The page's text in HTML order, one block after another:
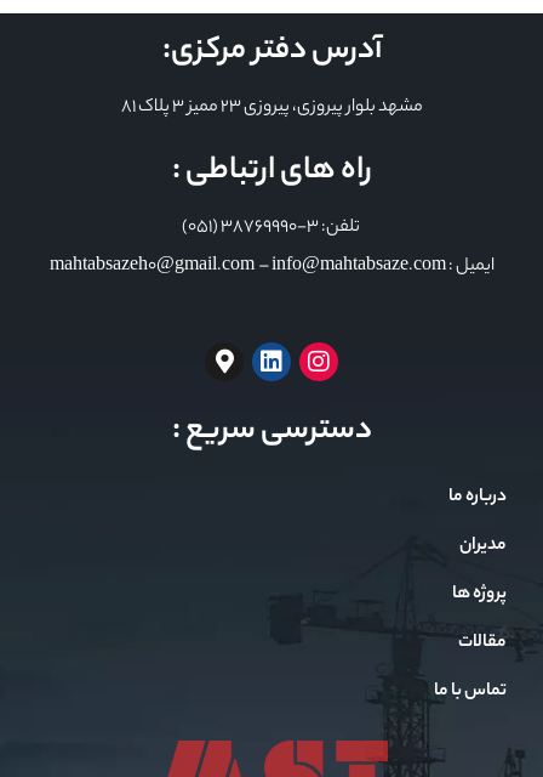
آدرس دفتر مرکزی:
مشهد بلوار پیروزی، پیروزی 23 ممیز 3 پلاک 81
راه های ارتباطی :
تلفن: 3-38769990 (051)
ایمیل : mahtabsazeh0@gmail.com – info@mahtabsaze.com
دسترسی سریع :
درباره ما
مدیران
پروژه ها
مقالات
تماس با ما